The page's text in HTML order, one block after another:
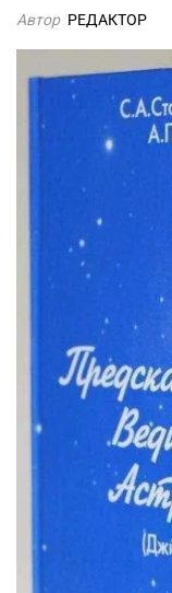
Автор РЕДАКТОР